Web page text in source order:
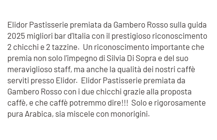
Elidor Pastisserie premiata da Gambero Rosso sulla guida
2025 migliori bar d'Italia con il prestigioso riconoscimento
2 chicchi e 2 tazzine. Un riconoscimento importante che
premia non solo l'impegno di Silvia Di Sopra e del suo
meraviglioso staff, ma anche la qualità dei nostri caffè
serviti presso Elidor. Elidor Pastisserie premiata da
Gambero Rosso con i due chicchi grazie alla proposta
caffè, e che caffè potremmo dire!!! Solo e rigorosamente
pura Arabica, sia miscele con monorigini.